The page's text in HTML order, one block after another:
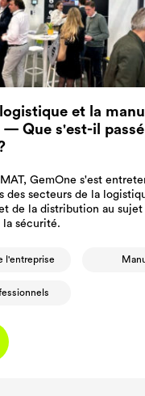
logistique et la
— Que s'est-il
GemOne s'est
des secteurs de la
de la distribution au sujet
la sécurité.
l'entreprise
plus